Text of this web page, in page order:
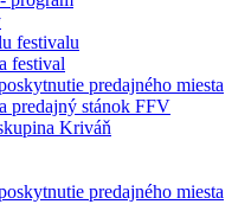
festivalu
festival
predajného miesta
predajný stánok FFV
Kriváň
predajného miesta